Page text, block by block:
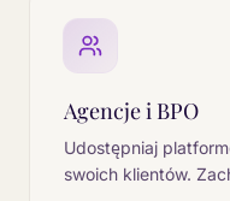
Agencje i BPO
Udostępniaj
swoich klientów.